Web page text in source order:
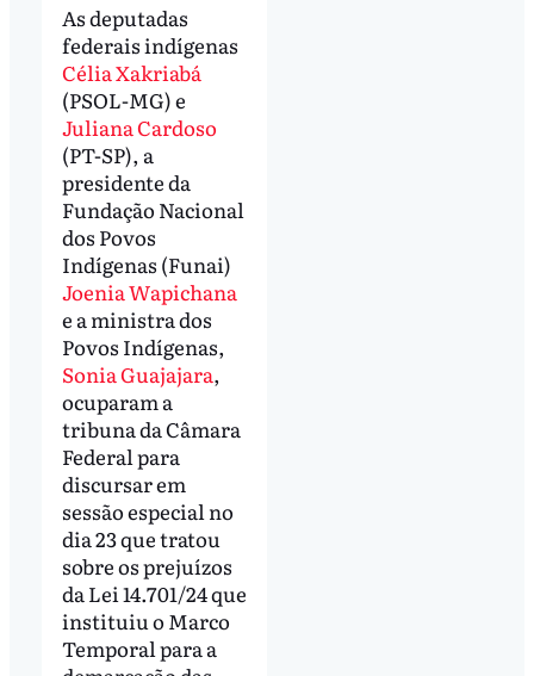
As deputadas
federais indígenas
Célia Xakriabá
(PSOL-MG) e
Juliana Cardoso
(PT-SP), a
presidente da
Fundação Nacional
dos Povos
Indígenas (Funai)
Joenia Wapichana
e a ministra dos
Povos Indígenas,
Sonia Guajajara,
ocuparam a
tribuna da Câmara
Federal para
discursar em
sessão especial no
dia 23 que tratou
sobre os prejuízos
da Lei 14.701/24 que
instituiu o Marco
Temporal para a